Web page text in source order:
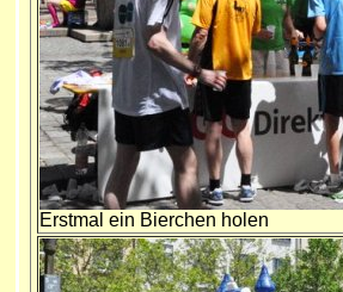
Erstmal ein Bierchen holen